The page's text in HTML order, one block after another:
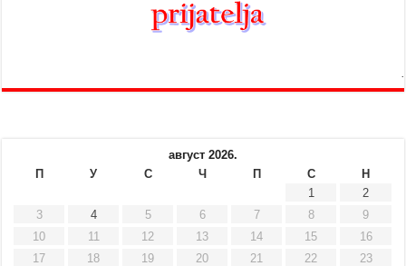
август 2026.
П
У С Ч П С
Н
1
2
3
4 5 6 7 8
9
10
11 12 13 14 15
16
17
18 19 20 21 22
23